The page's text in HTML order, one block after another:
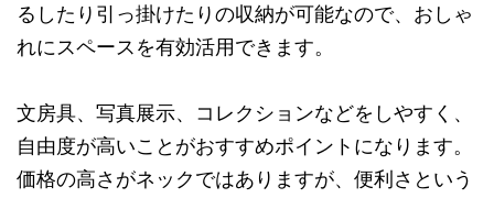
るしたり引っ掛けたりの収納が可能なので、おしゃ
れにスペースを有効活用できます。
文房具、写真展示、コレクションなどをしやすく、
自由度が高いことがおすすめポイントになります。
価格の高さがネックではありますが、便利さという